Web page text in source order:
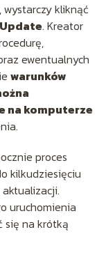
kliknąć
. Kreator
ewentualnych
warunków
na komputerze
proces
kilkudziesięciu
uruchomienia
się na krótką